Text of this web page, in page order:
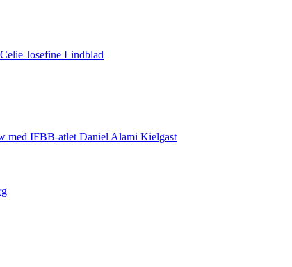
Josefine Lindblad
med IFBB-atlet Daniel Alami Kielgast